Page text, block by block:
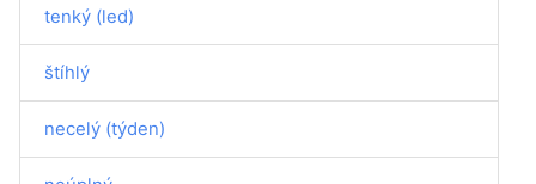
tenký (led)
štíhlý
necelý (týden)